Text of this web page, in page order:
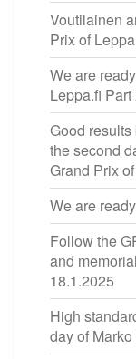
Voutilainen
Prix of
We are
Leppa.fi Part
Good
the second
Grand Prix
We are
Follow the
and
18.1.2025
High
day of